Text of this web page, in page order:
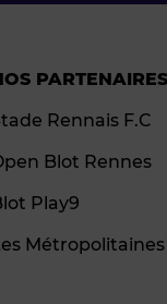
PARTENAIRES
Rennais F.C
Blot Rennes
Play9